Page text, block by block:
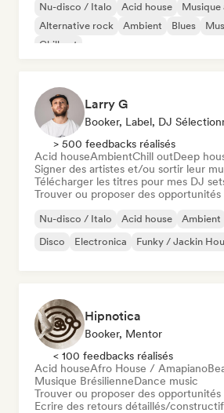
Nu-disco / Italo Acid house
Musique
Alternative rock
Ambient Blues
Chill out
Larry G
Booker, Label, DJ
> 500 feedbacks réalisés
Acid houseAmbientChill outDeep
Signer des artistes et/ou sortir leur
Télécharger les titres pour mes DJ
Trouver ou proposer des opportunités
Nu-disco / Italo Acid house Ambient
Disco
Electronica Funky / Jackin
Hipnotica
Booker, Mentor
< 100 feedbacks réalisés
Acid houseAfro House / Amapiano
Musique BrésilienneDance music
Trouver ou proposer des opportunités
Ecrire des retours détaillés/